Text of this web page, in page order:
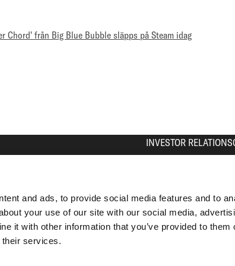
and ads, to provide social media features and to
your use of our site with our social media,
it with other information that you’ve provided to them
their services.
Chord' från Big Blue Bubble släpps på Steam idag
INVESTOR RELATIONS
Calendar
IR Contact
Analyst Coverage